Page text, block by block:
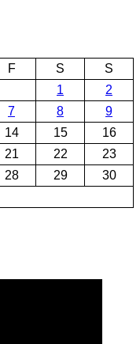
F S
S
1
2
7 8
9
14 15
16
21 22
23
28 29
30